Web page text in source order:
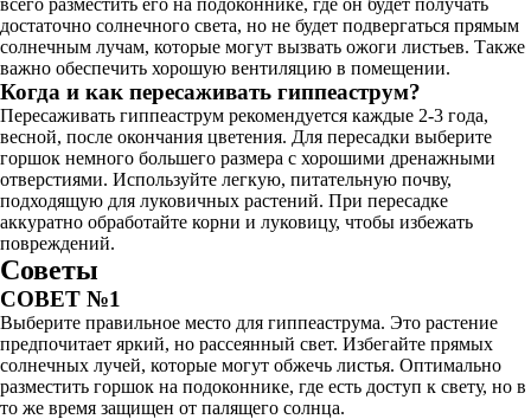
всего разместить его на подоконнике, где он будет получать
достаточно солнечного света, но не будет подвергаться прямым
солнечным лучам, которые могут вызвать ожоги листьев. Также
важно обеспечить хорошую вентиляцию в помещении.
Когда и как пересаживать гиппеаструм?
Пересаживать гиппеаструм рекомендуется каждые 2-3 года,
весной, после окончания цветения. Для пересадки выберите
горшок немного большего размера с хорошими дренажными
отверстиями. Используйте легкую, питательную почву,
подходящую для луковичных растений. При пересадке
аккуратно обработайте корни и луковицу, чтобы избежать
повреждений.
Советы
СОВЕТ №1
Выберите правильное место для гиппеаструма. Это растение
предпочитает яркий, но рассеянный свет. Избегайте прямых
солнечных лучей, которые могут обжечь листья. Оптимально
разместить горшок на подоконнике, где есть доступ к свету, но в
то же время защищен от палящего солнца.